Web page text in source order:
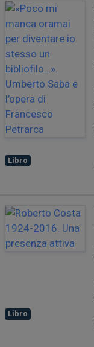
Libro
Libro